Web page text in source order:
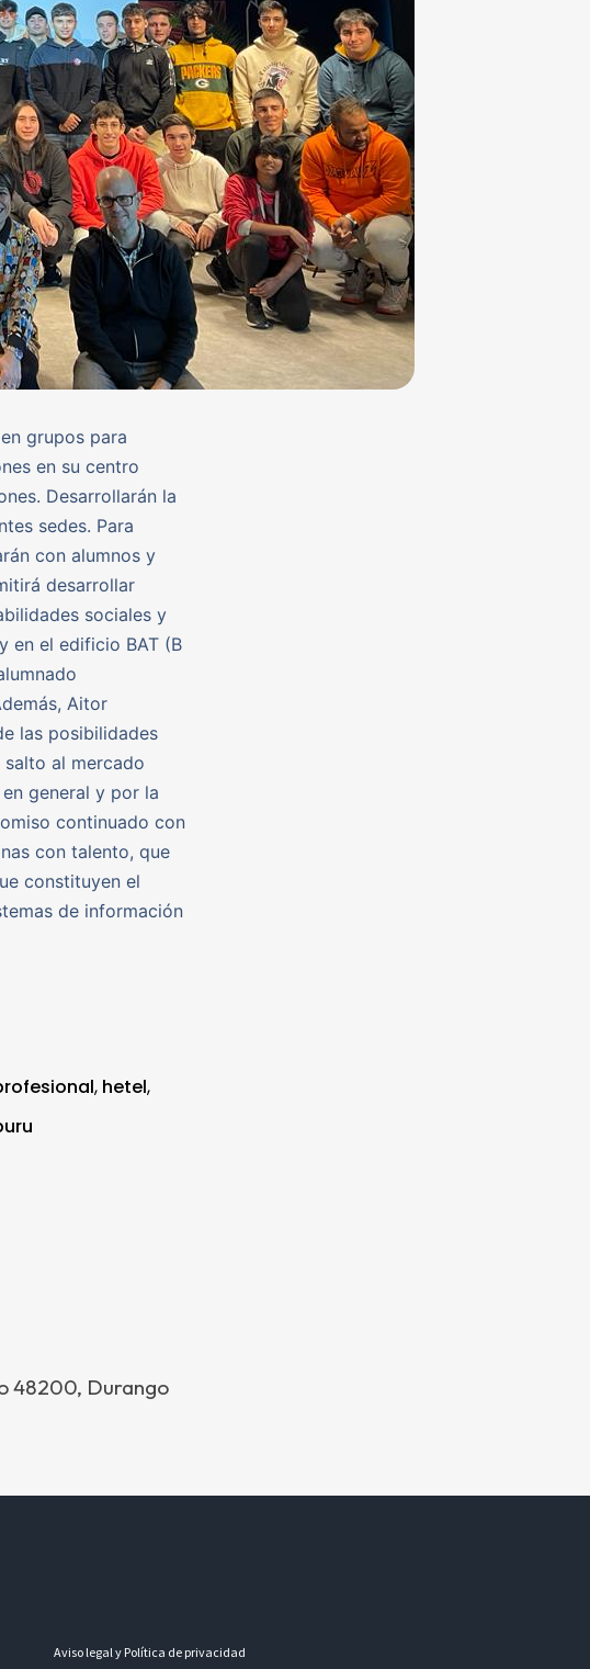
grupos para
en su centro
Desarrollarán la
sedes. Para
con alumnos y
desarrollar
sociales y
en el edificio BAT (B
Aitor
las posibilidades
al mercado
general y por la
continuado con
con talento, que
constituyen el
de información
, hetel,
48200, Durango
Aviso legal y Política de privacidad